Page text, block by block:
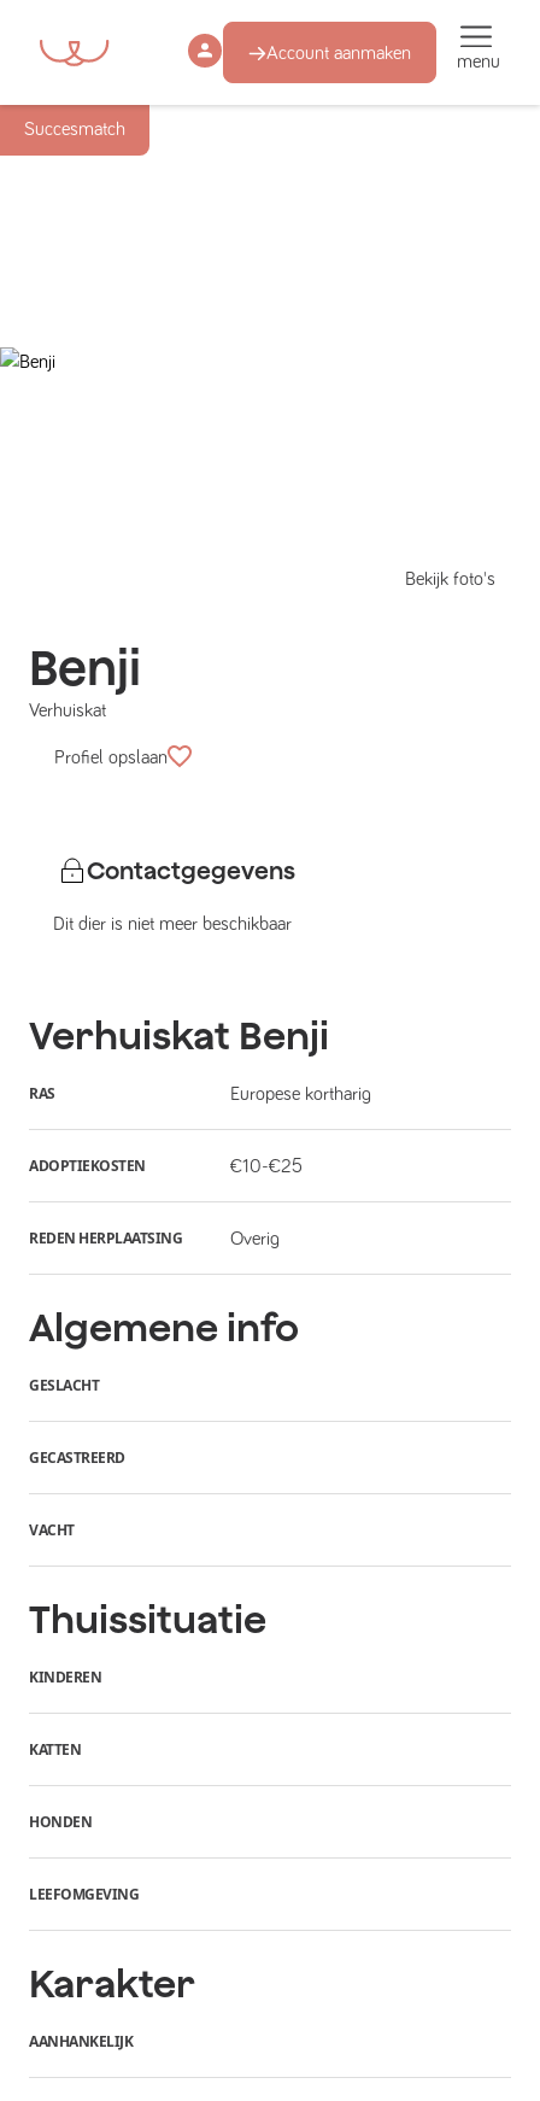
Account aanmaken menu
Succesmatch
Bekijk foto's
Benji
Verhuiskat
Profiel opslaan
Contactgegevens
Dit dier is niet meer beschikbaar
Verhuiskat Benji
RAS Europese kortharig
ADOPTIEKOSTEN €10-€25
REDEN HERPLAATSING Overig
Algemene info
GESLACHT
GECASTREERD
VACHT
Thuissituatie
KINDEREN
KATTEN
HONDEN
LEEFOMGEVING
Karakter
AANHANKELIJK